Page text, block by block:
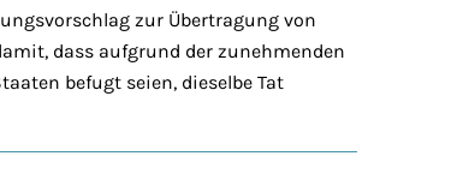
zur Übertragung von
dass aufgrund der zunehmenden
befugt seien, dieselbe Tat